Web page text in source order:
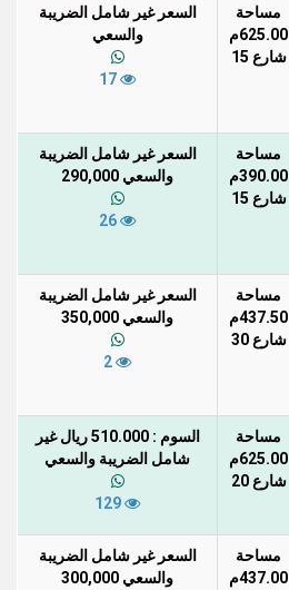
مساحة
625.00م
شارع 15
السعر غير شامل الضريبة
والسعي
مساحة
390.00م
شارع 15
السعر غير شامل الضريبة
والسعي 290,000
مساحة
437.50م
شارع 30
السعر غير شامل الضريبة
والسعي 350,000
مساحة
625.00م
شارع 20
السوم : 510.000 ريال غير
شامل الضريبة والسعي
مساحة
437.00م
السعر غير شامل الضريبة
والسعي 300,000